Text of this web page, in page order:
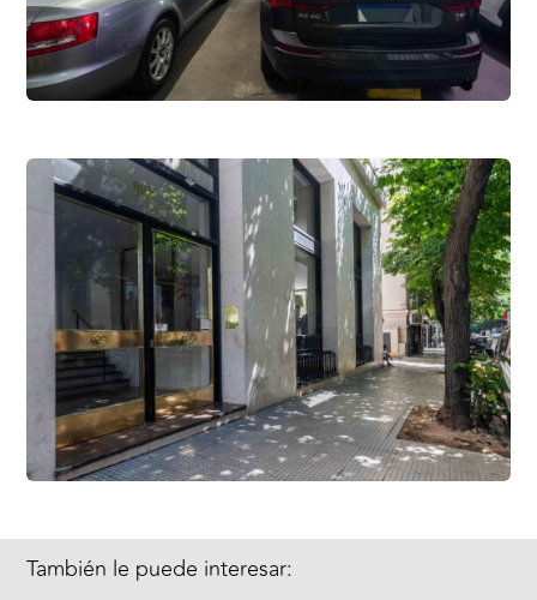
También le puede interesar: